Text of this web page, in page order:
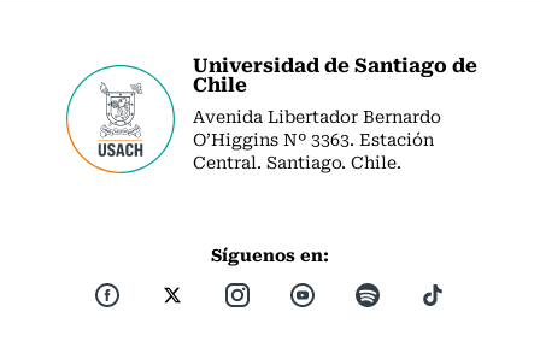
Universidad de Santiago de
Chile
Avenida Libertador Bernardo
O’Higgins Nº 3363. Estación
Central. Santiago. Chile.
Síguenos en: